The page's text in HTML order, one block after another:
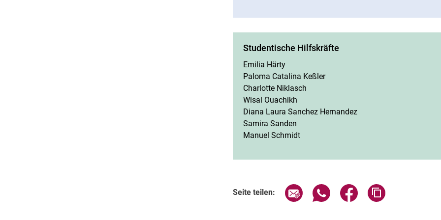
Studentische Hilfskräfte
Emilia Härty
Paloma Catalina Keßler
Charlotte Niklasch
Wisal Ouachikh
Diana Laura Sanchez Hernandez
Samira Sanden
Manuel Schmidt
Seite teilen: Seite über E-Mail teilen
Seite über WhatsApp teilen
Seite über Facebook